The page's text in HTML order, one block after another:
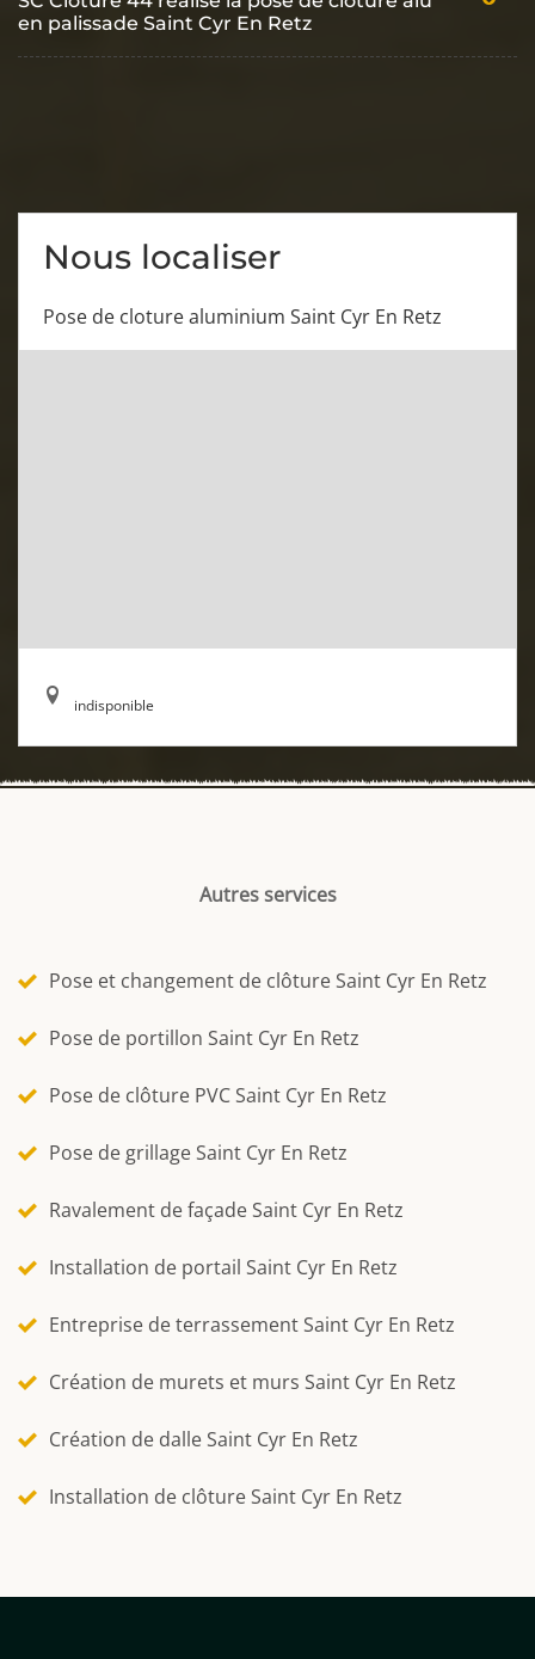
en palissade Saint Cyr En Retz
Nous localiser
Pose de cloture aluminium Saint Cyr En Retz
indisponible
Autres services
Pose et changement de clôture Saint Cyr En Retz
Pose de portillon Saint Cyr En Retz
Pose de clôture PVC Saint Cyr En Retz
Pose de grillage Saint Cyr En Retz
Ravalement de façade Saint Cyr En Retz
Installation de portail Saint Cyr En Retz
Entreprise de terrassement Saint Cyr En Retz
Création de murets et murs Saint Cyr En Retz
Création de dalle Saint Cyr En Retz
Installation de clôture Saint Cyr En Retz